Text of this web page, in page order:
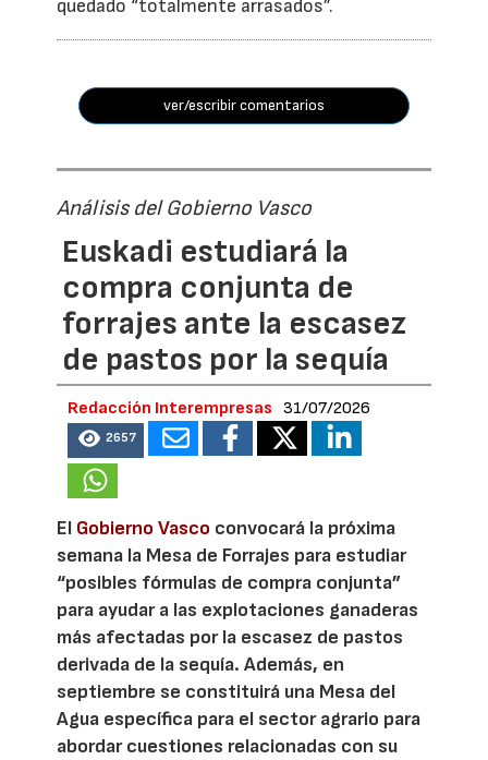
quedado “totalmente arrasados”.
ver/escribir comentarios
Análisis del Gobierno Vasco
Euskadi estudiará la
compra conjunta de
forrajes ante la escasez
de pastos por la sequía
Redacción Interempresas 31/07/2026
2657
El Gobierno Vasco convocará la próxima
semana la Mesa de Forrajes para estudiar
“posibles fórmulas de compra conjunta”
para ayudar a las explotaciones ganaderas
más afectadas por la escasez de pastos
derivada de la sequía. Además, en
septiembre se constituirá una Mesa del
Agua específica para el sector agrario para
abordar cuestiones relacionadas con su